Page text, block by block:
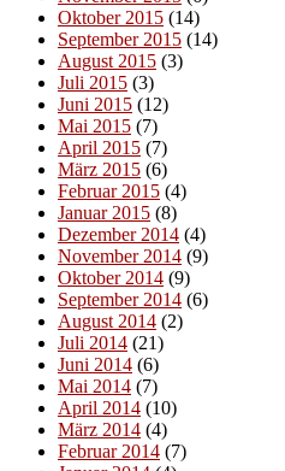
Oktober 2015 (14)
September 2015 (14)
August 2015 (3)
Juli 2015 (3)
Juni 2015 (12)
Mai 2015 (7)
April 2015 (7)
März 2015 (6)
Februar 2015 (4)
Januar 2015 (8)
Dezember 2014 (4)
November 2014 (9)
Oktober 2014 (9)
September 2014 (6)
August 2014 (2)
Juli 2014 (21)
Juni 2014 (6)
Mai 2014 (7)
April 2014 (10)
März 2014 (4)
Februar 2014 (7)